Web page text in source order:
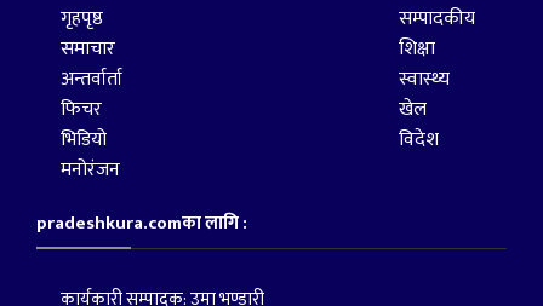
गृहपृष्ठ
समाचार
अन्तर्वार्ता
फिचर
भिडियो
मनोरंजन
सम्पादकीय
शिक्षा
स्वास्थ्य
खेल
विदेश
pradeshkura.comका लागि :
कार्यकारी सम्पादक: उमा भण्डारी